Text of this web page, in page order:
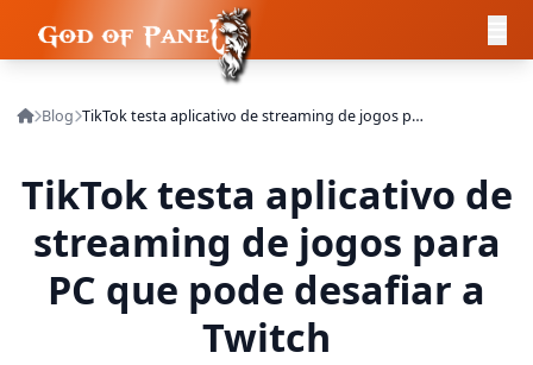
Blog TikTok testa aplicativo de streaming de jogos para PC que pode desafiar a Twitch
TikTok testa aplicativo de
streaming de jogos para
PC que pode desafiar a
Twitch